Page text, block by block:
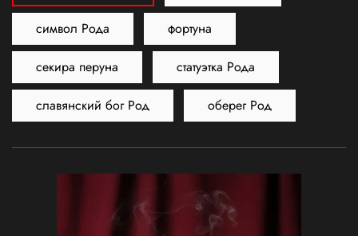
символ Рода фортуна
секира перуна статуэтка Рода
славянский бог Род оберег Род